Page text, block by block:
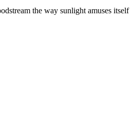
the way sunlight amuses itself